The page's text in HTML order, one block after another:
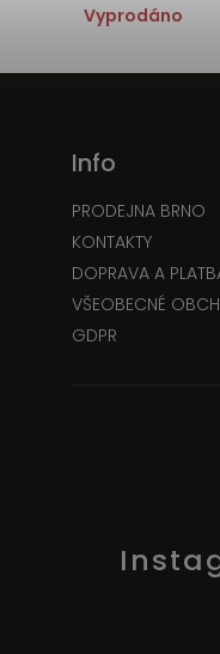
Vyprodáno
Info
PRODEJNA BRNO
KONTAKTY
DOPRAVA A
VŠEOBECNÉ
GDPR